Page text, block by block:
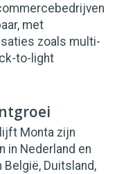
met
zoals multi-
to-light
Monta zijn
Nederland en
Duitsland,